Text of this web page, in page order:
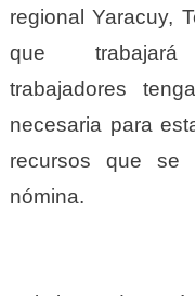
regional Yaracuy,
que trabajará
trabajadores
necesaria para
recursos que se
nómina.